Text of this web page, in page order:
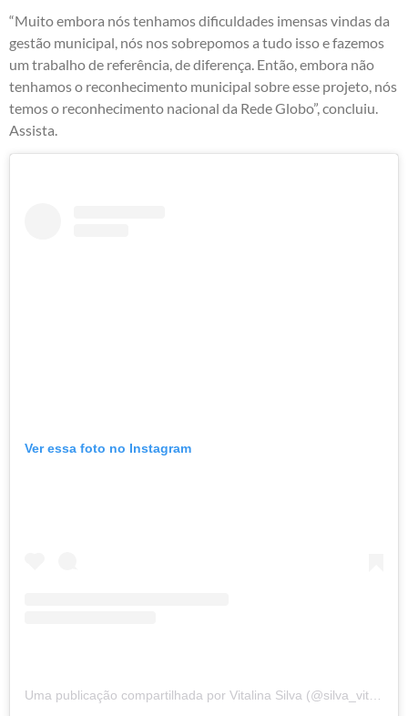
“Muito embora nós tenhamos dificuldades imensas vindas da
gestão municipal, nós nos sobrepomos a tudo isso e fazemos
um trabalho de referência, de diferença. Então, embora não
tenhamos o reconhecimento municipal sobre esse projeto, nós
temos o reconhecimento nacional da Rede Globo”, concluiu.
Assista.
Ver essa foto no Instagram
Uma publicação compartilhada por Vitalina Silva (@silva_vitalina)